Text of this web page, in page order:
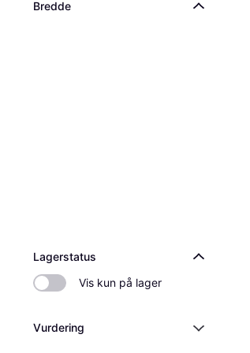
Bredde
Lagerstatus
Vis kun på lager
Vurdering